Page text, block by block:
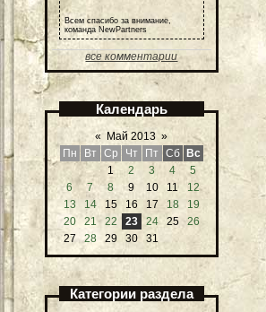
Всем спасибо за внимание,
команда NewPartners
все комментарии
Календарь
« Май 2013 »
Пн
Вт Ср Чт Пт Сб
Вс
1
2 3 4
5
6
7 8 9 10 11
12
13
14 15 16 17 18
19
20
21 22 23 24 25
26
27
28 29 30 31
Категории раздела